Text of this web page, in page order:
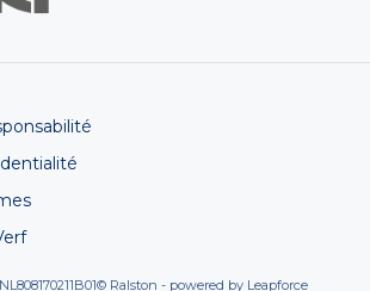
© Ralston - powered by Leapforce